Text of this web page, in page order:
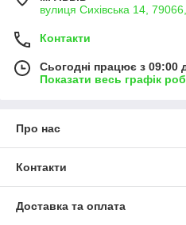
вулиця Сихівська 14,
Контакти
Сьогодні працює з 09:00
Показати весь графік
Про нас
Контакти
Доставка та оплата